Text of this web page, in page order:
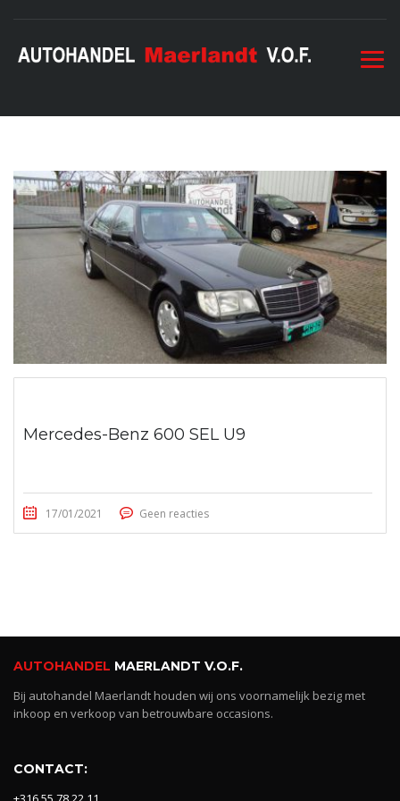
Mercedes-Benz 600 SEL U9
17/01/2021 Geen reacties
AUTOHANDEL MAERLANDT V.O.F.
Bij autohandel Maerlandt houden wij ons voornamelijk bezig met
inkoop en verkoop van betrouwbare occasions.
CONTACT: